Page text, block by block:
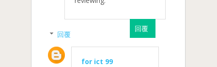
回覆
回覆
for ict 99